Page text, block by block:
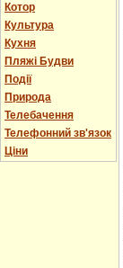
Котор
Культура
Кухня
Пляжі Будви
Події
Природа
Телебачення
Телефонний зв'язок
Ціни